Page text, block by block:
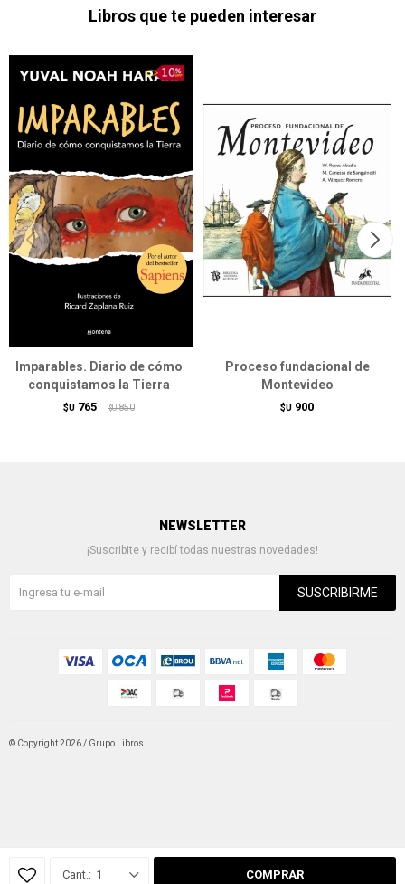
1 COMPRAR
Libros que te pueden interesar
Imparables. Diario de cómo
conquistamos la Tierra
$U 765 $U 850
Proceso fundacional de
Montevideo
$U 900
NEWSLETTER
¡Suscribite y recibí todas nuestras novedades!
SUSCRIBIRME
© Copyright 2026 / Grupo Libros